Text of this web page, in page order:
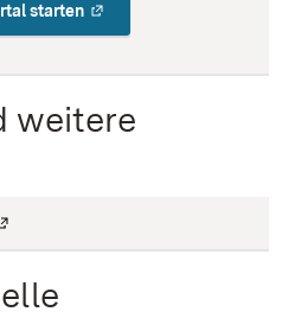
starten
weitere
Verlinkung